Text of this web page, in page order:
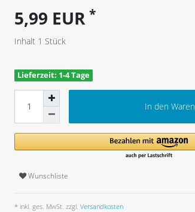
5,99 EUR *
Inhalt 1 Stück
Lieferzeit: 1-4 Tage
In den
Wunschliste
* inkl. ges. MwSt. zzgl. Versandkosten